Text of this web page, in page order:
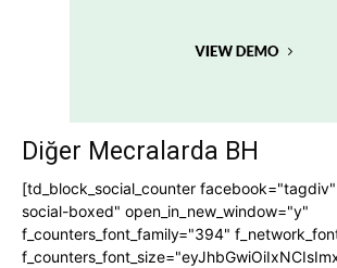
Diğer Mecralarda BH
[td_block_social_counter
social-boxed" open_in_new_window="y"
f_counters_font_family="394"